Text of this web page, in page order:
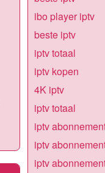
ibo player iptv
beste iptv
iptv totaal
iptv kopen
4K iptv
iptv totaal
iptv
iptv
iptv